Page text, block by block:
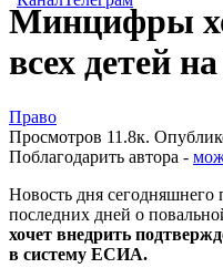
Минцифры
всех детей
Право
Просмотров 11.8к.
Поблагодарить автора -
Новость дня
последних дней о
хочет внедрить
в систему ЕСИА.